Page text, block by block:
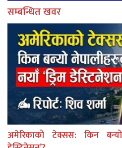
सम्बन्धित खवर
अमेरिकाको टेक्सस: किन